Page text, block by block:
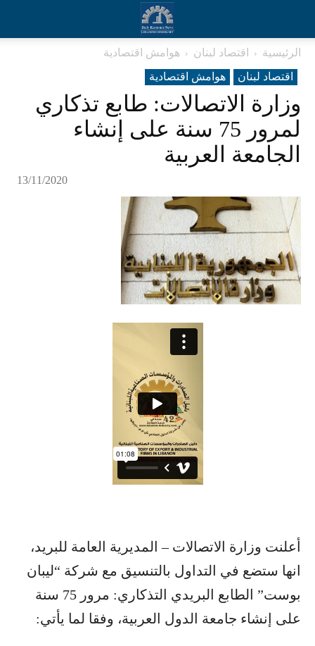
الرئيسية اقتصاد لبنان
هوامش اقتصادية
اقتصاد لبنان
هوامش اقتصادية
وزارة الاتصالات: طابع تذكاري
لمرور 75 سنة على إنشاء
الجامعة العربية
13/11/2020
أعلنت وزارة الاتصالات – المديرية العامة للبريد،
انها ستضع في التداول بالتنسيق مع شركة “ليبان
بوست” الطابع البريدي التذكاري: مرور 75 سنة
على إنشاء جامعة الدول العربية، وفقا لما يأتي: